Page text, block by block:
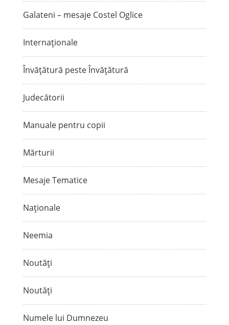
Galateni – mesaje Costel Oglice
Internaționale
Învățătură peste Învățătură
Judecătorii
Manuale pentru copii
Mărturii
Mesaje Tematice
Naționale
Neemia
Noutăți
Noutăți
Numele lui Dumnezeu